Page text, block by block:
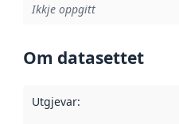
Ikkje oppgitt
Om datasettet
Utgjevar: